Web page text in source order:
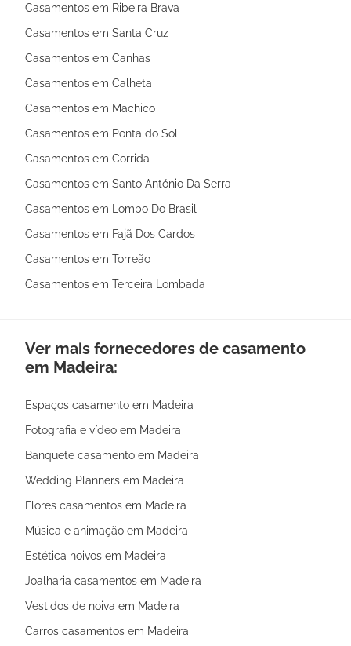
Casamentos em Ribeira Brava
Casamentos em Santa Cruz
Casamentos em Canhas
Casamentos em Calheta
Casamentos em Machico
Casamentos em Ponta do Sol
Casamentos em Corrida
Casamentos em Santo António Da Serra
Casamentos em Lombo Do Brasil
Casamentos em Fajã Dos Cardos
Casamentos em Torreão
Casamentos em Terceira Lombada
Ver mais fornecedores de casamento
em Madeira:
Espaços casamento em Madeira
Fotografia e vídeo em Madeira
Banquete casamento em Madeira
Wedding Planners em Madeira
Flores casamentos em Madeira
Música e animação em Madeira
Estética noivos em Madeira
Joalharia casamentos em Madeira
Vestidos de noiva em Madeira
Carros casamentos em Madeira